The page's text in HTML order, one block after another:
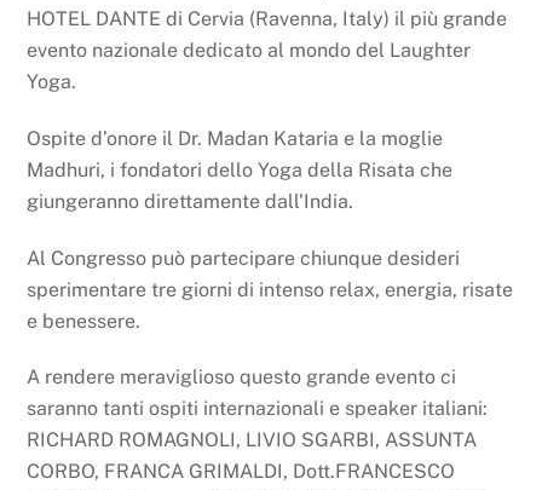
HOTEL DANTE di Cervia (Ravenna, Italy) il più grande
evento nazionale dedicato al mondo del Laughter
Yoga.
Ospite d’onore il Dr. Madan Kataria e la moglie
Madhuri, i fondatori dello Yoga della Risata che
giungeranno direttamente dall’India.
Al Congresso può partecipare chiunque desideri
sperimentare tre giorni di intenso relax, energia, risate
e benessere.
A rendere meraviglioso questo grande evento ci
saranno tanti ospiti internazionali e speaker italiani:
RICHARD ROMAGNOLI, LIVIO SGARBI, ASSUNTA
CORBO, FRANCA GRIMALDI, Dott.FRANCESCO